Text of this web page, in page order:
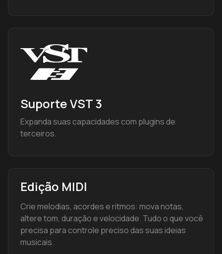
Suporte VST 3
Expanda suas capacidades com plugins de
terceiros.
Edição MIDI
Crie melodias, acordes e ritmos: mova notas,
altere tom, duração e velocidade. Tudo o que você
precisa para controle preciso das suas ideias
musicais.